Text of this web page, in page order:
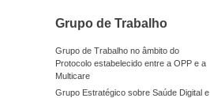
Grupo de Trabalho
Grupo de Trabalho no âmbito do
Protocolo estabelecido entre a OPP e a
Multicare
Grupo Estratégico sobre Saúde Digital e